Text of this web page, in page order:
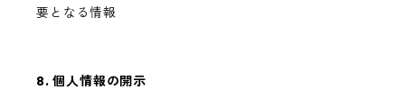
要となる情報
8. 個人情報の開示